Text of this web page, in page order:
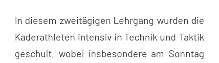
In diesem zweitägigen Lehrgang wurden die
Kaderathleten intensiv in Technik und Taktik
geschult, wobei insbesondere am Sonntag